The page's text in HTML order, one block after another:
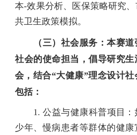
本-效果分析、医保策略研究
共卫生政策模拟。
（三） 社会服务：本赛
社会的使命担当，倡导研究
会，结合“大健康”理念设计
包括：
1. 公益与健康科普项目
少年、慢病患者等群体的健康